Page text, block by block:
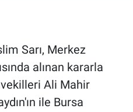
Sarı, Merkez
alınan kararla
Ali Mahir
ile Bursa